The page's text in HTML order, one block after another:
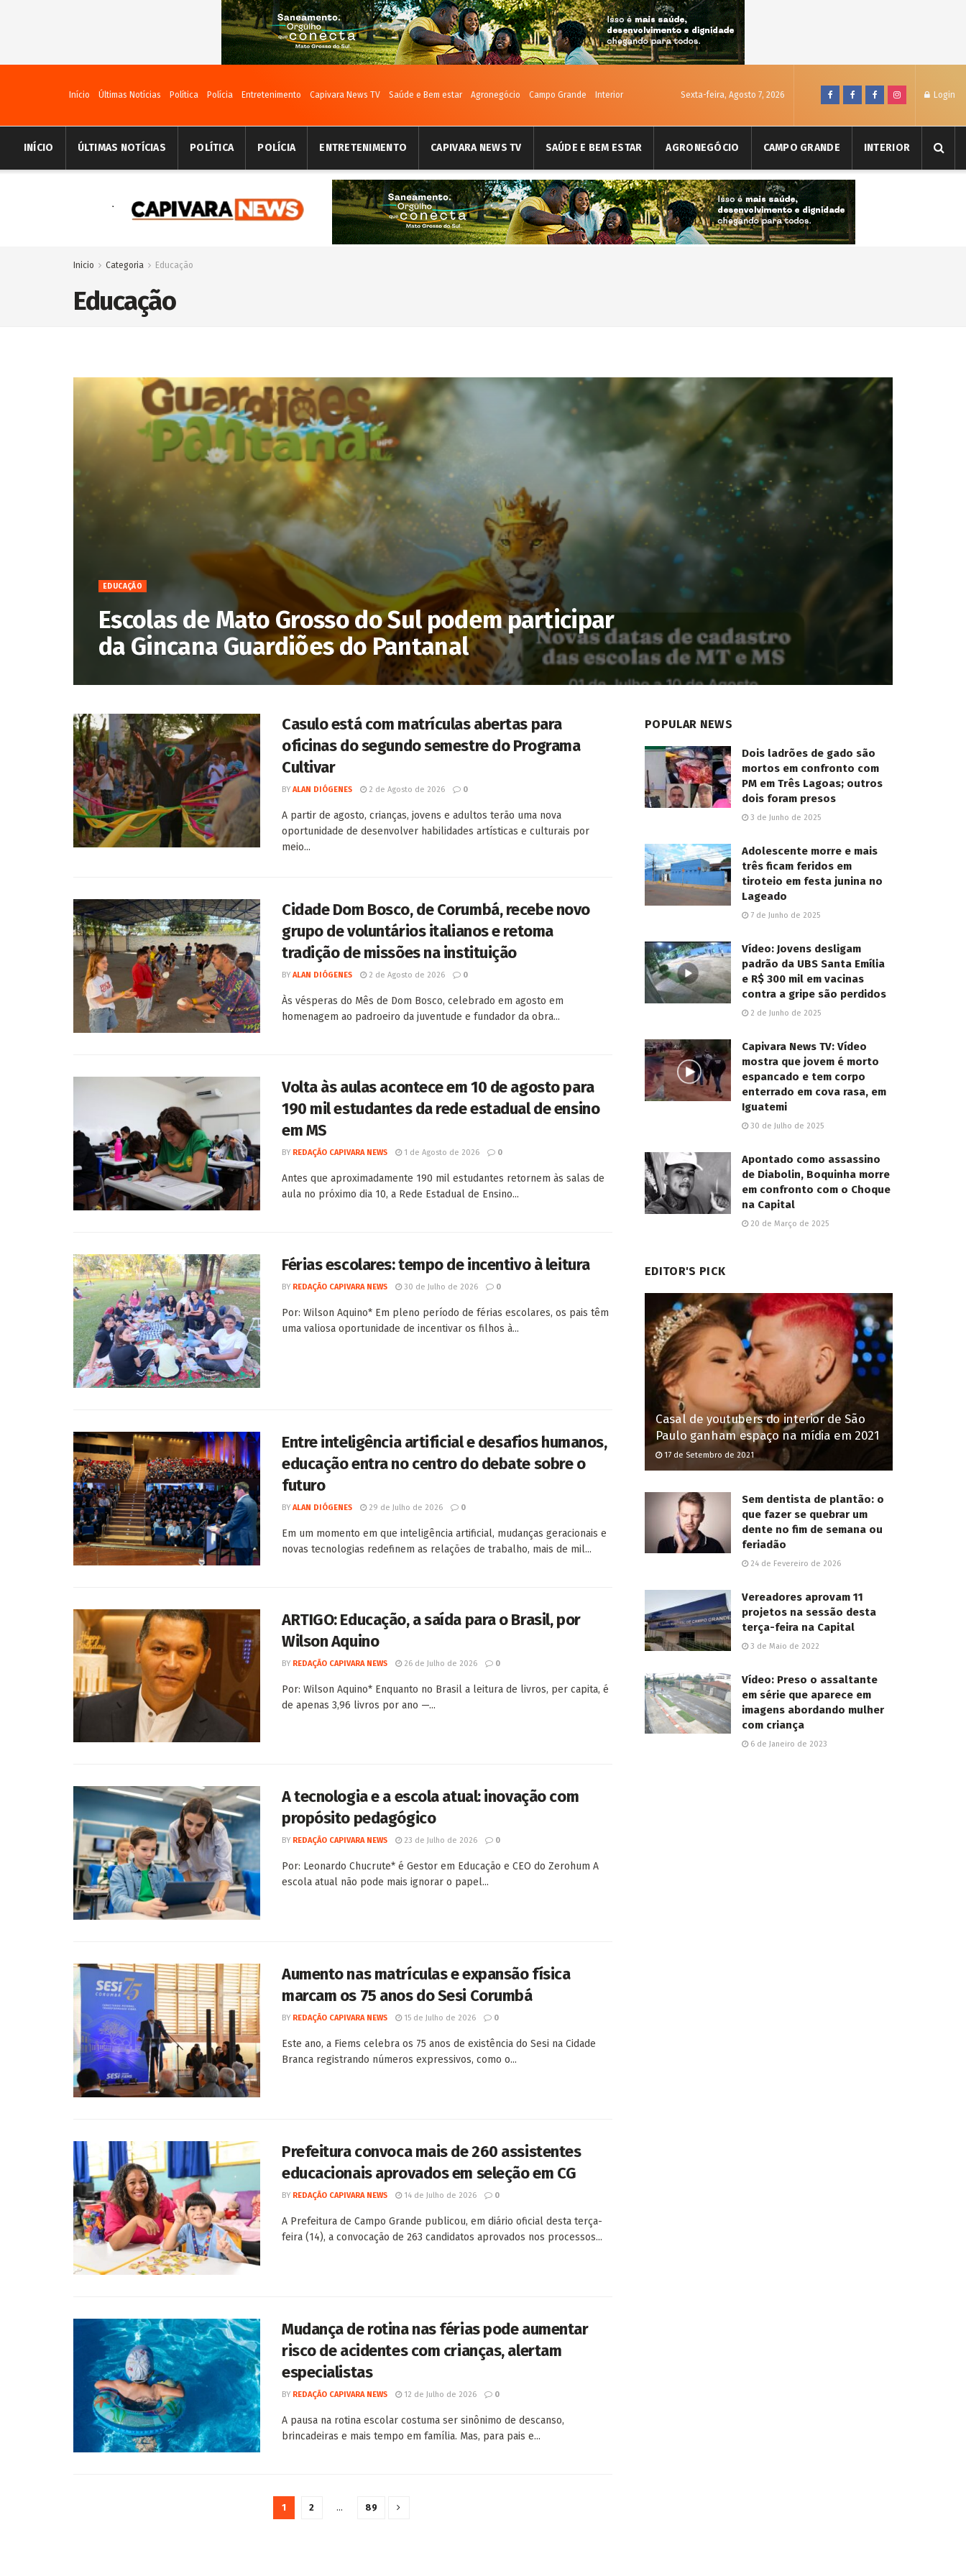
Início Últimas Notícias Política Polícia Entretenimento Capivara News TV Saúde e Bem estar Agronegócio Campo Grande Interior Sexta-feira, Agosto 7, 2026 Login
INÍCIO ÚLTIMAS NOTÍCIAS POLÍTICA POLÍCIA ENTRETENIMENTO CAPIVARA NEWS TV SAÚDE E BEM ESTAR AGRONEGÓCIO CAMPO GRANDE INTERIOR
Inicio Categoria Educação
Educação
EDUCAÇÃO
Escolas de Mato Grosso do Sul podem participar
da Gincana Guardiões do Pantanal
Casulo está com matrículas abertas para
oficinas do segundo semestre do Programa
Cultivar
BY ALAN DIÓGENES 2 de Agosto de 2026 0
A partir de agosto, crianças, jovens e adultos terão uma nova
oportunidade de desenvolver habilidades artísticas e culturais por
meio...
Cidade Dom Bosco, de Corumbá, recebe novo
grupo de voluntários italianos e retoma
tradição de missões na instituição
BY ALAN DIÓGENES 2 de Agosto de 2026 0
Às vésperas do Mês de Dom Bosco, celebrado em agosto em
homenagem ao padroeiro da juventude e fundador da obra...
Volta às aulas acontece em 10 de agosto para
190 mil estudantes da rede estadual de ensino
em MS
BY REDAÇÃO CAPIVARA NEWS 1 de Agosto de 2026 0
Antes que aproximadamente 190 mil estudantes retornem às salas de
aula no próximo dia 10, a Rede Estadual de Ensino...
Férias escolares: tempo de incentivo à leitura
BY REDAÇÃO CAPIVARA NEWS 30 de Julho de 2026 0
Por: Wilson Aquino* Em pleno período de férias escolares, os pais têm
uma valiosa oportunidade de incentivar os filhos à...
Entre inteligência artificial e desafios humanos,
educação entra no centro do debate sobre o
futuro
BY ALAN DIÓGENES 29 de Julho de 2026 0
Em um momento em que inteligência artificial, mudanças geracionais e
novas tecnologias redefinem as relações de trabalho, mais de mil...
ARTIGO: Educação, a saída para o Brasil, por
Wilson Aquino
BY REDAÇÃO CAPIVARA NEWS 26 de Julho de 2026 0
Por: Wilson Aquino* Enquanto no Brasil a leitura de livros, per capita, é
de apenas 3,96 livros por ano —...
A tecnologia e a escola atual: inovação com
propósito pedagógico
BY REDAÇÃO CAPIVARA NEWS 23 de Julho de 2026 0
Por: Leonardo Chucrute* é Gestor em Educação e CEO do Zerohum A
escola atual não pode mais ignorar o papel...
Aumento nas matrículas e expansão física
marcam os 75 anos do Sesi Corumbá
BY REDAÇÃO CAPIVARA NEWS 15 de Julho de 2026 0
Este ano, a Fiems celebra os 75 anos de existência do Sesi na Cidade
Branca registrando números expressivos, como o...
Prefeitura convoca mais de 260 assistentes
educacionais aprovados em seleção em CG
BY REDAÇÃO CAPIVARA NEWS 14 de Julho de 2026 0
A Prefeitura de Campo Grande publicou, em diário oficial desta terça-
feira (14), a convocação de 263 candidatos aprovados nos processos...
Mudança de rotina nas férias pode aumentar
risco de acidentes com crianças, alertam
especialistas
BY REDAÇÃO CAPIVARA NEWS 12 de Julho de 2026 0
A pausa na rotina escolar costuma ser sinônimo de descanso,
brincadeiras e mais tempo em família. Mas, para pais e...
1 2 … 89
POPULAR NEWS
Dois ladrões de gado são
mortos em confronto com
PM em Três Lagoas; outros
dois foram presos
3 de Junho de 2025
Adolescente morre e mais
três ficam feridos em
tiroteio em festa junina no
Lageado
7 de Junho de 2025
Vídeo: Jovens desligam
padrão da UBS Santa Emília
e R$ 300 mil em vacinas
contra a gripe são perdidos
2 de Junho de 2025
Capivara News TV: Vídeo
mostra que jovem é morto
espancado e tem corpo
enterrado em cova rasa, em
Iguatemi
30 de Julho de 2025
Apontado como assassino
de Diabolin, Boquinha morre
em confronto com o Choque
na Capital
20 de Março de 2025
EDITOR'S PICK
Casal de youtubers do interior de São
Paulo ganham espaço na mídia em 2021
17 de Setembro de 2021
Sem dentista de plantão: o
que fazer se quebrar um
dente no fim de semana ou
feriadão
24 de Fevereiro de 2026
Vereadores aprovam 11
projetos na sessão desta
terça-feira na Capital
3 de Maio de 2022
Vídeo: Preso o assaltante
em série que aparece em
imagens abordando mulher
com criança
6 de Janeiro de 2023